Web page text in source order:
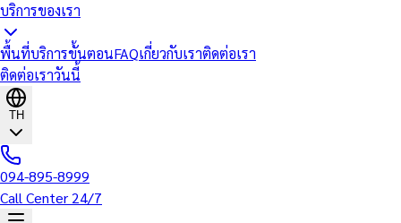
บริการของเรา
พื้นที่บริการขั้นตอนFAQเกี่ยวกับเราติดต่อเรา
ติดต่อเราวันนี้
TH
094-895-8999
Call Center 24/7